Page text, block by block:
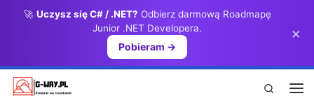
🚀 Uczysz się C# / .NET? Odbierz darmową Roadmapę
Junior .NET Developera.
Pobieram →
×
Przejdź do treści
Search